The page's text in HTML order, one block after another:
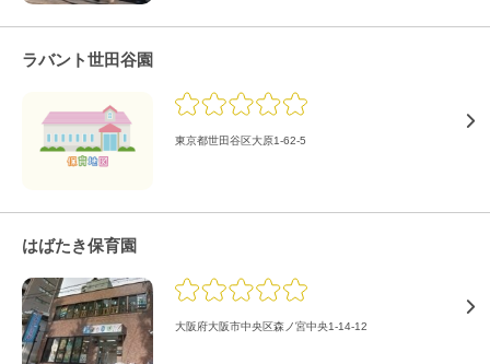
ラバント世田谷園
東京都世田谷区大原1-62-5
はばたき保育園
大阪府大阪市中央区森ノ宮中央1-14-12